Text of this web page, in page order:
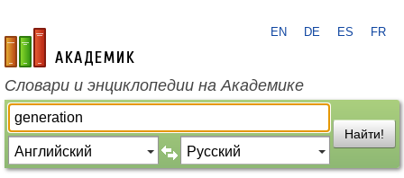
academic.ru
EN DE ES FR
Словари и энциклопедии на Академике
Найти!